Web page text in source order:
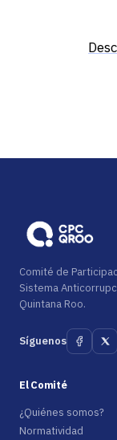
Comité de
Sistema
Quintana Roo.
Síguenos
El Comité
¿Quiénes somos?
Normatividad